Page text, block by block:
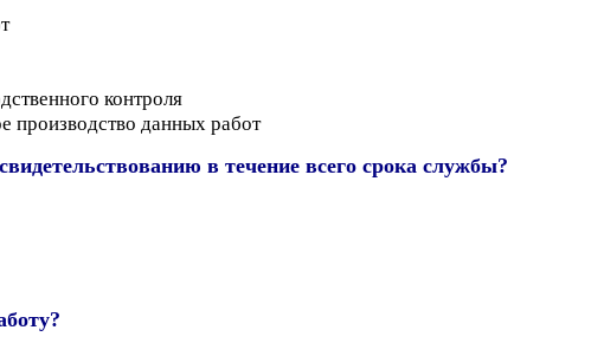
контроля
производство данных работ
в течение всего срока службы?